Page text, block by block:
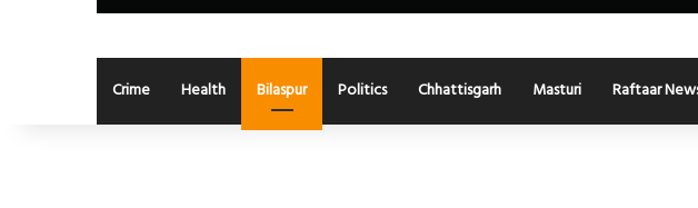
Crime Health Bilaspur Politics Chhattisgarh Masturi Raftaar